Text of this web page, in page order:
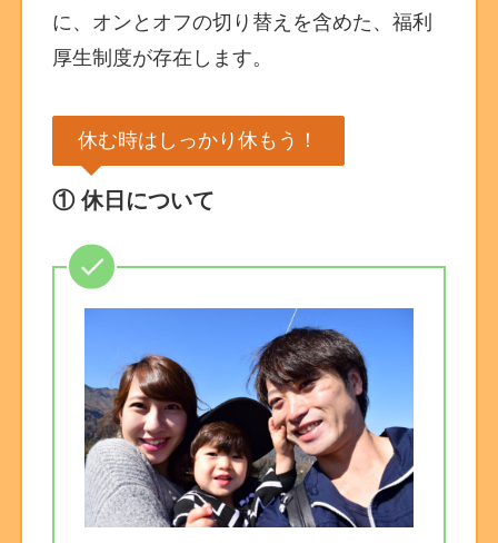
に、オンとオフの切り替えを含めた、福利
厚生制度が存在します。
休む時はしっかり休もう！
① 休日 について